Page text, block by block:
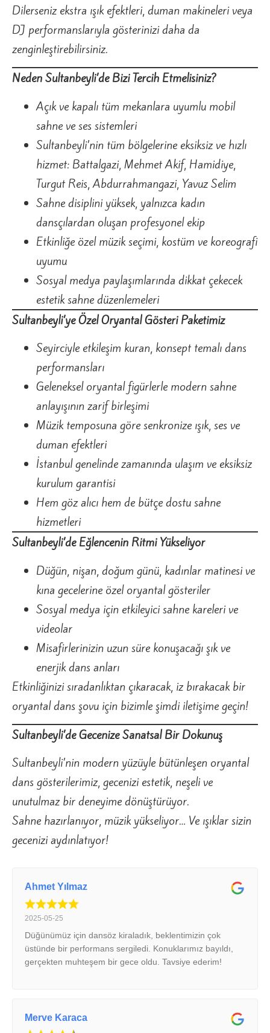
Dilerseniz ekstra ışık efektleri, duman makineleri veya
DJ performanslarıyla gösterinizi daha da
zenginleştirebilirsiniz.
Neden Sultanbeyli’de Bizi Tercih Etmelisiniz?
Açık ve kapalı tüm mekanlara uyumlu mobil
sahne ve ses sistemleri
Sultanbeyli’nin tüm bölgelerine eksiksiz ve hızlı
hizmet: Battalgazi, Mehmet Akif, Hamidiye,
Turgut Reis, Abdurrahmangazi, Yavuz Selim
Sahne disiplini yüksek, yalnızca kadın
dansçılardan oluşan profesyonel ekip
Etkinliğe özel müzik seçimi, kostüm ve koreografi
uyumu
Sosyal medya paylaşımlarında dikkat çekecek
estetik sahne düzenlemeleri
Sultanbeyli’ye Özel Oryantal Gösteri Paketimiz
Seyirciyle etkileşim kuran, konsept temalı dans
performansları
Geleneksel oryantal figürlerle modern sahne
anlayışının zarif birleşimi
Müzik temposuna göre senkronize ışık, ses ve
duman efektleri
İstanbul genelinde zamanında ulaşım ve eksiksiz
kurulum garantisi
Hem göz alıcı hem de bütçe dostu sahne
hizmetleri
Sultanbeyli’de Eğlencenin Ritmi Yükseliyor
Düğün, nişan, doğum günü, kadınlar matinesi ve
kına gecelerine özel oryantal gösteriler
Sosyal medya için etkileyici sahne kareleri ve
videolar
Misafirlerinizin uzun süre konuşacağı şık ve
enerjik dans anları
Etkinliğinizi sıradanlıktan çıkaracak, iz bırakacak bir
oryantal dans şovu için bizimle şimdi iletişime geçin!
Sultanbeyli’de Gecenize Sanatsal Bir Dokunuş
Sultanbeyli’nin modern yüzüyle bütünleşen oryantal
dans gösterilerimiz, gecenizi estetik, neşeli ve
unutulmaz bir deneyime dönüştürüyor.
Sahne hazırlanıyor, müzik yükseliyor… Ve ışıklar sizin
gecenizi aydınlatıyor!
Ahmet Yılmaz
2025-05-25
Düğünümüz için dansöz kiraladık, beklentimizin çok
üstünde bir performans sergiledi. Konuklarımız bayıldı,
gerçekten muhteşem bir gece oldu. Tavsiye ederim!
Merve Karaca